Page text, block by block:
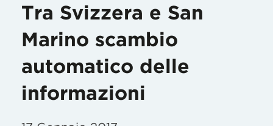
Tra Svizzera e San
Marino scambio
automatico delle
informazioni